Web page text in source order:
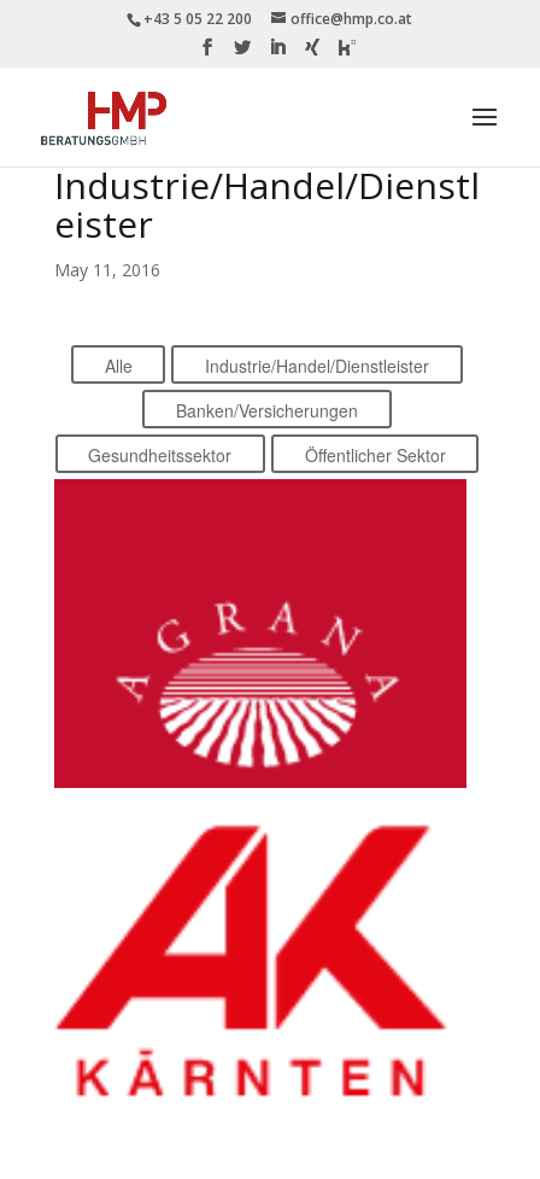
+43 5 05 22 200 office@hmp.co.at
Industrie/Handel/Dienstl
eister
May 11, 2016
Alle
Industrie/Handel/Dienstleister
Banken/Versicherungen
Gesundheitssektor
Öffentlicher Sektor